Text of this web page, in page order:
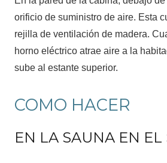
orificio de suministro de aire. Esta
rejilla de ventilación de madera.
horno eléctrico atrae aire a la
sube al estante superior.
COMO HACER
EN LA SAUNA EN EL